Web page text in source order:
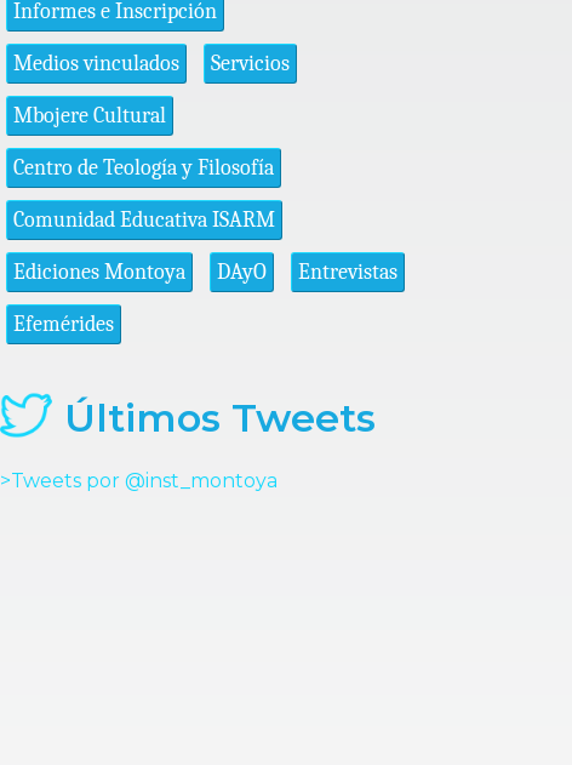
Informes e Inscripción
Medios vinculados Servicios
Mbojere Cultural
Centro de Teología y Filosofía
Comunidad Educativa ISARM
Ediciones Montoya DAyO Entrevistas
Efemérides
Últimos Tweets
>Tweets por @inst_montoya